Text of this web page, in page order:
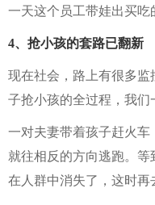
一天这个员工带娃出买吃
4、抢小孩的套路已翻新
现在社会，路上有很多监
子抢小孩的全过程，我们
一对夫妻带着孩子赶火
就往相反的方向逃跑。
在人群中消失了，这时再